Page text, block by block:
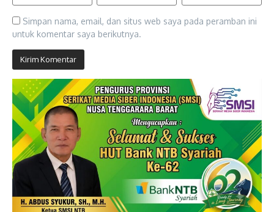
Simpan nama, email, dan situs web saya pada peramban ini
untuk komentar saya berikutnya.